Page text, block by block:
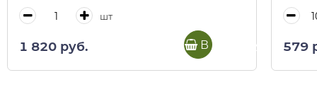
шт
1 820 руб. В корзину 579